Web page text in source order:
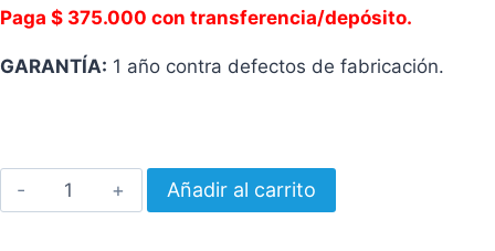
Paga $ 375.000 con transferencia/depósito.
GARANTÍA: 1 año contra defectos de fabricación.
Cargador
Externo
Añadir al carrito